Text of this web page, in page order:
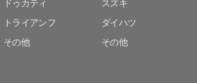
ドゥカティ
トライアンフ
その他
スズキ
ダイハツ
その他